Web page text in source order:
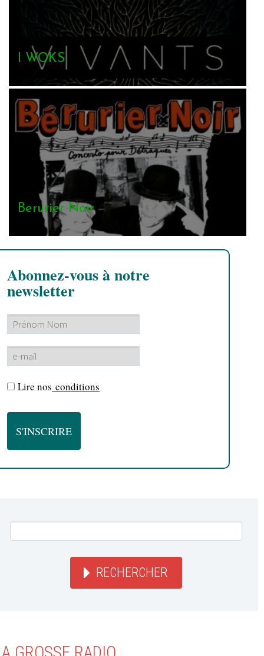
I WOKS
Berurier Noir
Abonnez-vous à notre
newsletter
Lire nos conditions
RECHERCHER